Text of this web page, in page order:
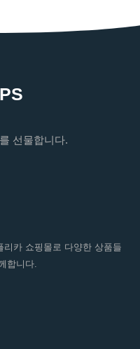
선물합니다.
카 쇼핑몰로 다양한 상품들
합니다.